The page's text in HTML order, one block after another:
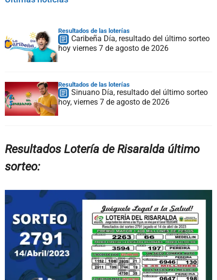
Resultados de las loterías
Caribeña Día, resultado del último sorteo
hoy viernes 7 de agosto de 2026
Resultados de las loterías
Sinuano Día, resultado del último sorteo
hoy, viernes 7 de agosto de 2026
Resultados Lotería de Risaralda último
sorteo: